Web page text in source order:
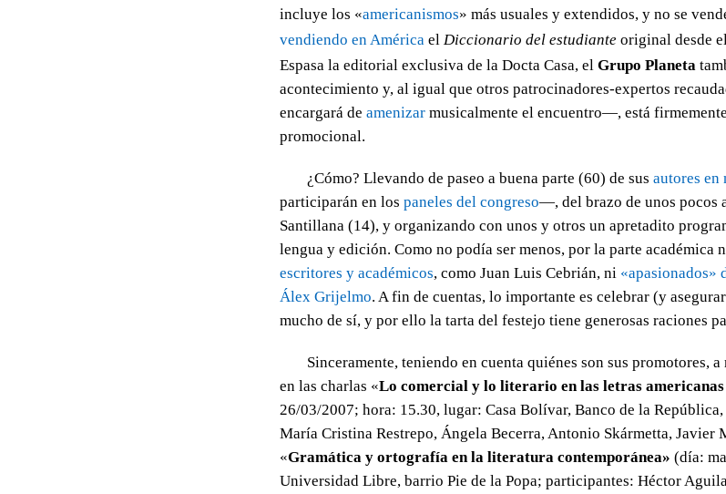
incluye los «americanismos» más usuales y extendidos, y no se
vendiendo en América el Diccionario del estudiante original desde
Espasa la editorial exclusiva de la Docta Casa, el Grupo Planeta
acontecimiento y, al igual que otros patrocinadores-expertos
encargará de amenizar musicalmente el encuentro—, está
promocional.
¿Cómo? Llevando de paseo a buena parte (60) de susautores en
participarán en los paneles del congreso—, del brazo de unos pocos
Santillana (14), y organizando con unos y otros un apretadito
lengua y edición. Como no podía ser menos, por la parte académica
escritores y académicos, como Juan Luis Cebrián, ni «apasionados»
Álex Grijelmo. A fin de cuentas, lo importante es celebrar (y
mucho de sí, y por ello la tarta del festejo tiene generosas raciones
Sinceramente, teniendo en cuenta quiénes son sus promotores,
en las charlas «Lo comercial y lo literario en las letras americanas
26/03/2007; hora: 15.30, lugar: Casa Bolívar, Banco de la
María Cristina Restrepo, Ángela Becerra, Antonio Skármetta, Javier
«Gramática y ortografía en la literatura contemporánea» (día:
Universidad Libre, barrio Pie de la Popa; participantes: Héctor